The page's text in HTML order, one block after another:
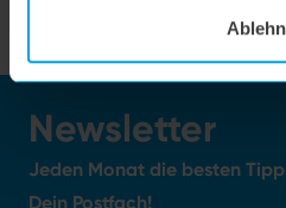
Newsletter
Jeden Monat die besten
Dein Postfach!